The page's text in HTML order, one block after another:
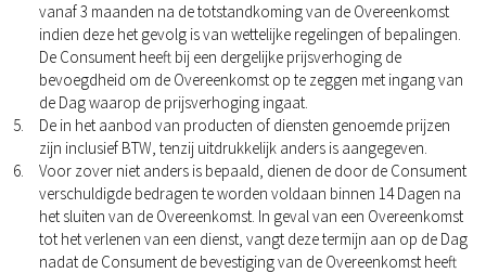
vanaf 3 maanden na de totstandkoming van de Overeenkomst
indien deze het gevolg is van wettelijke regelingen of bepalingen.
De Consument heeft bij een dergelijke prijsverhoging de
bevoegdheid om de Overeenkomst op te zeggen met ingang van
de Dag waarop de prijsverhoging ingaat.
De in het aanbod van producten of diensten genoemde prijzen
zijn inclusief BTW, tenzij uitdrukkelijk anders is aangegeven.
Voor zover niet anders is bepaald, dienen de door de Consument
verschuldigde bedragen te worden voldaan binnen 14 Dagen na
het sluiten van de Overeenkomst. In geval van een Overeenkomst
tot het verlenen van een dienst, vangt deze termijn aan op de Dag
nadat de Consument de bevestiging van de Overeenkomst heeft